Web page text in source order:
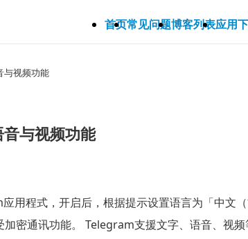
首页常见问题博客列表应用
与视频功能
与视频功能
用程式，开启后，根据提示设置语言为「中文
密通讯功能。 Telegram支援文字、语音、视